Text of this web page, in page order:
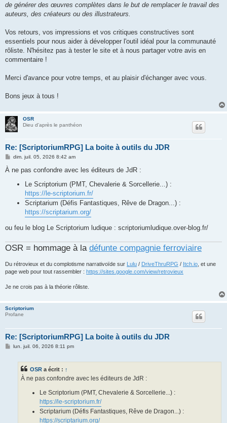
de générer des œuvres complètes dans le but de remplacer le travail des
auteurs, des créateurs ou des illustrateurs.
Vos retours, vos impressions et vos critiques constructives sont
essentiels pour nous aider à développer l'outil idéal pour la communauté
rôliste. N'hésitez pas à tester le site et à nous partager votre avis en
commentaire !
Merci d'avance pour votre temps, et au plaisir d'échanger avec vous.
Bons jeux à tous !
OSR
Dieu d'après le panthéon
Re: [ScriptoriumRPG] La boite à outils du JDR
M
s
dim. juil. 05, 2026 8:42 am
À ne pas confondre avec les éditeurs de JdR :
Le Scriptorium (PMT, Chevalerie & Sorcellerie...) :
https://le-scriptorium.fr/
Scriptarium (Défis Fantastiques, Rêve de Dragon...) :
https://scriptarium.org/
ou feu le blog Le Scriptorium ludique : scriptoriumludique.over-blog.fr/
OSR = hommage à la défunte compagnie ferroviaire
Du rétrovieux et du complotisme narrativoïde sur Lulu / DriveThruRPG / Itch.io , et une
page web pour tout rassembler : https://sites.google.com/view/retrovieux
Je ne crois pas à la théorie rôliste.
Scriptorium
Profane
Re: [ScriptoriumRPG] La boite à outils du JDR
Mlun. juil. 06, 2026 8:11 pm
OSR a écrit : ↑
À ne pas confondre avec les éditeurs de JdR :
Le Scriptorium (PMT, Chevalerie & Sorcellerie...) :
https://le-scriptorium.fr/
Scriptarium (Défis Fantastiques, Rêve de Dragon...) :
https://scriptarium.org/